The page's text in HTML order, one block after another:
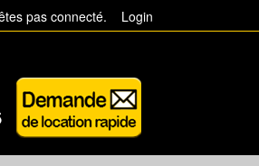
pas connecté. Login